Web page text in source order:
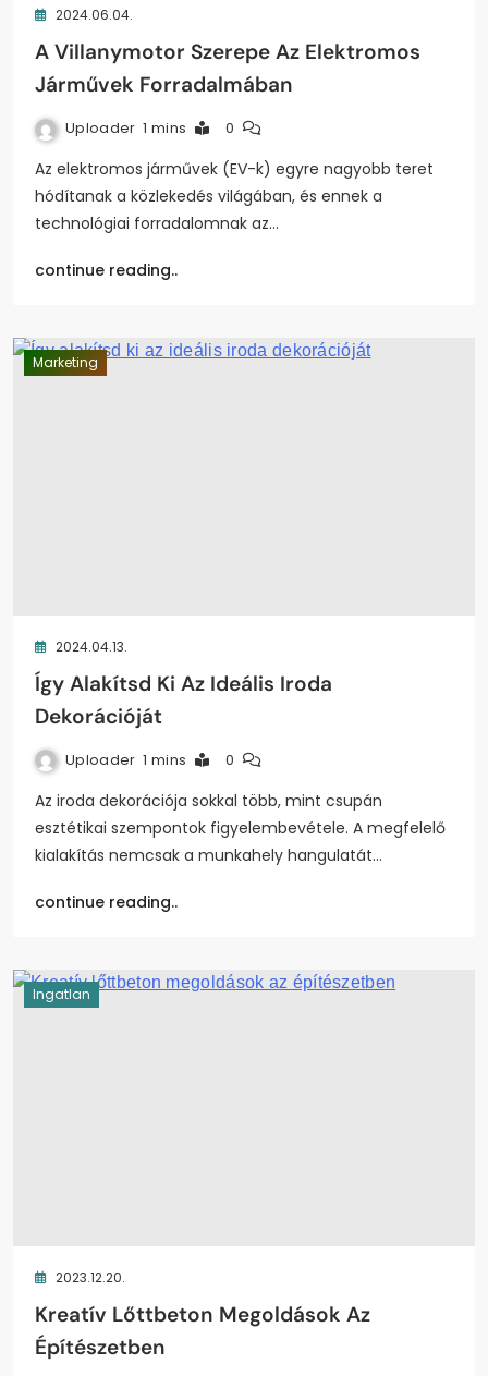
2024.06.04.
A Villanymotor Szerepe Az Elektromos
Járművek Forradalmában
Uploader 1 mins 0
Az elektromos járművek (EV-k) egyre nagyobb teret
hódítanak a közlekedés világában, és ennek a
technológiai forradalomnak az…
continue reading..
Marketing
2024.04.13.
Így Alakítsd Ki Az Ideális Iroda
Dekorációját
Uploader 1 mins 0
Az iroda dekorációja sokkal több, mint csupán
esztétikai szempontok figyelembevétele. A megfelelő
kialakítás nemcsak a munkahely hangulatát…
continue reading..
Ingatlan
2023.12.20.
Kreatív Lőttbeton Megoldások Az
Építészetben